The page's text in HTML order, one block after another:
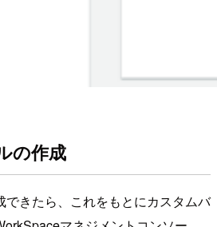
の作成
できたら、これをもとにカスタムバ